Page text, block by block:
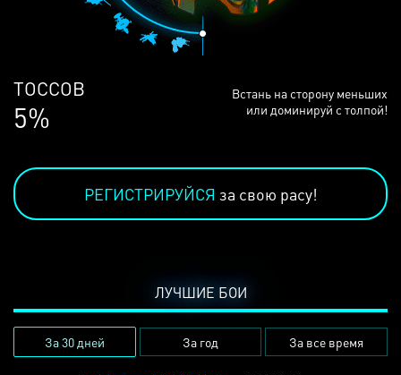
ЛЮДЕЙ
68%
Встань на сторону меньших
или доминируй с толпой!
РЕГИСТРИРУЙСЯ за свою расу!
ЛУЧШИЕ БОИ
За 30 дней За год За все время